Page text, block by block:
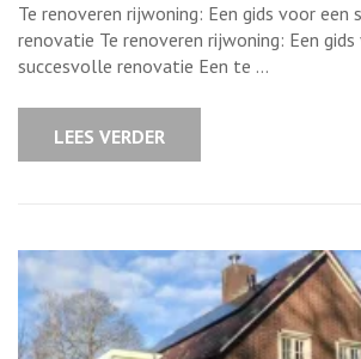
Te renoveren rijwoning: Een gids voor een
renovatie Te renoveren rijwoning: Een gids
succesvolle renovatie Een te …
LEES VERDER